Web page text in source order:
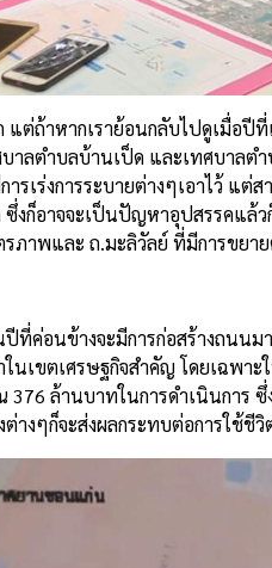
แต่ถ้าหากเราย้อนกลับไปดูเมื่อ
าลตำบลบ้านเป็ด และเทศบาลต
รเร่งการระบายต่างๆเอาไว้ แ
งก็อาจจะเป็นปัญหาอุปสรรคแล้
าพและ ถ.มะลิวัลย์ ที่มีการขยาย
ค่อนข้างจะมีการก่อสร้างถนนม
เขตเศรษฐกิจสำคัญ โดยเฉพา
376 ล้านบาทในการดำเนินการ
างๆก็จะส่งผลกระทบต่อการใช้ชี